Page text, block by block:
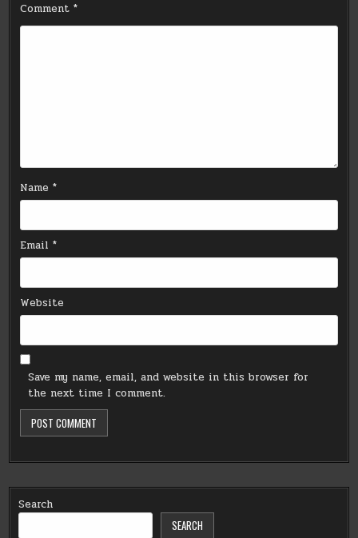
Comment*
Name*
Email*
Website
Save my name, email, and website in this browser for
the next time I comment.
Search
SEARCH